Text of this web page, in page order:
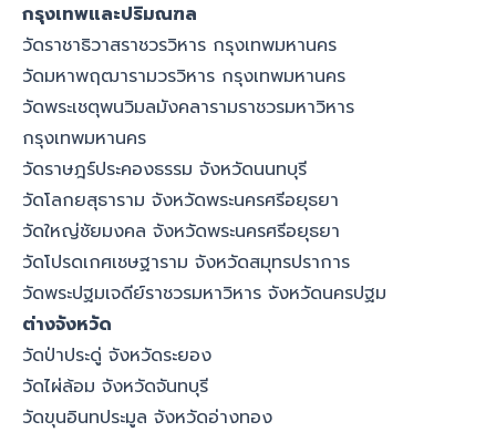
กรุงเทพและปริมณฑล
วัดราชาธิวาสราชวรวิหาร กรุงเทพมหานคร
วัดมหาพฤฒารามวรวิหาร กรุงเทพมหานคร
วัดพระเชตุพนวิมลมังคลารามราชวรมหาวิหาร
กรุงเทพมหานคร
วัดราษฎร์ประคองธรรม จังหวัดนนทบุรี
วัดโลกยสุธาราม จังหวัดพระนครศรีอยุธยา
วัดใหญ่ชัยมงคล จังหวัดพระนครศรีอยุธยา
วัดโปรดเกศเชษฐาราม จังหวัดสมุทรปราการ
วัดพระปฐมเจดีย์ราชวรมหาวิหาร จังหวัดนครปฐม
ต่างจังหวัด
วัดป่าประดู่ จังหวัดระยอง
วัดไผ่ล้อม จังหวัดจันทบุรี
วัดขุนอินทประมูล จังหวัดอ่างทอง